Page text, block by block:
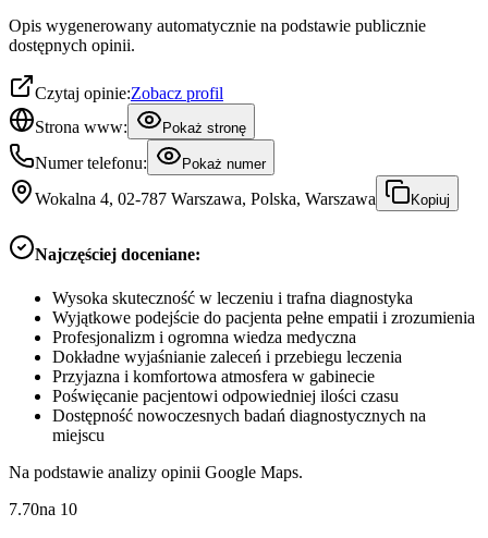
Opis wygenerowany automatycznie na podstawie publicznie
dostępnych opinii.
Czytaj opinie:Zobacz profil
Strona www:
Pokaż stronę
Numer telefonu: Pokaż numer
Wokalna 4, 02-787 Warszawa, Polska, Warszawa Kopiuj
Najczęściej doceniane:
Wysoka skuteczność w leczeniu i trafna diagnostyka
Wyjątkowe podejście do pacjenta pełne empatii i zrozumienia
Profesjonalizm i ogromna wiedza medyczna
Dokładne wyjaśnianie zaleceń i przebiegu leczenia
Przyjazna i komfortowa atmosfera w gabinecie
Poświęcanie pacjentowi odpowiedniej ilości czasu
Dostępność nowoczesnych badań diagnostycznych na
miejscu
Na podstawie analizy opinii Google Maps.
7.70na 10